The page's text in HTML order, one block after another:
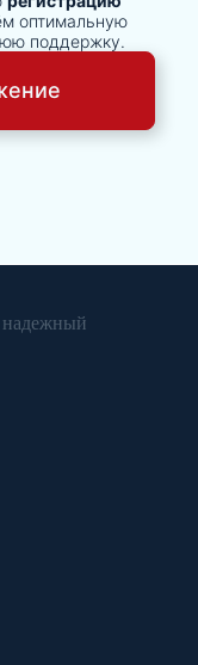
оптимальную
поддержку.
надежный